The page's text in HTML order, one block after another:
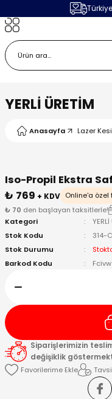
YERLİ ÜRETİM
Anasayfa Lazer
Iso-Propil Ekstra
₺ 769 + KDV Online'a özel
₺ 70 den başlayan taksitlerle!
Kategori
YERLİ
Stok Kodu
314-
Stok Durumu
Barkod Kodu
Siparişlerimizin
değişiklik
Geri
Parçaları
Ürünleri
Geri
Camları
Geri
Geri